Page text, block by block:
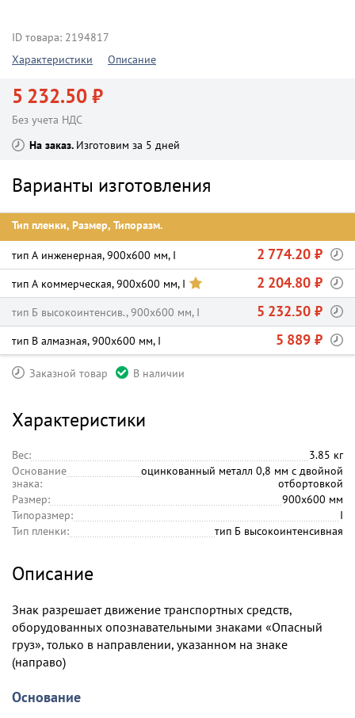
ID товара: 2194817
Характеристики
Описание
5 232.50 ₽
Без учета НДС
На заказ Изготовим за 5 дней
Варианты изготовления
Тип пленки, Размер, Типоразм.
тип А инженерная, 900х600 мм, I 2 774.20 ₽
тип А коммерческая, 900х600 мм, I 2 204.80 ₽
тип Б высокоинтенсив., 900х600 мм, I 5 232.50 ₽
тип В алмазная, 900х600 мм, I 5 889 ₽
Заказной товар В наличии
Характеристики
Вес:
3.85 кг
Основание
знака:
оцинкованный металл 0,8 мм с двойной
отбортовкой
Размер:
900х600 мм
Типоразмер:
I
Тип пленки:
тип Б высокоинтенсивная
Описание
Знак разрешает движение транспортных средств,
оборудованных опознавательными знаками «Опасный
груз», только в направлении, указанном на знаке
(направо)
Основание